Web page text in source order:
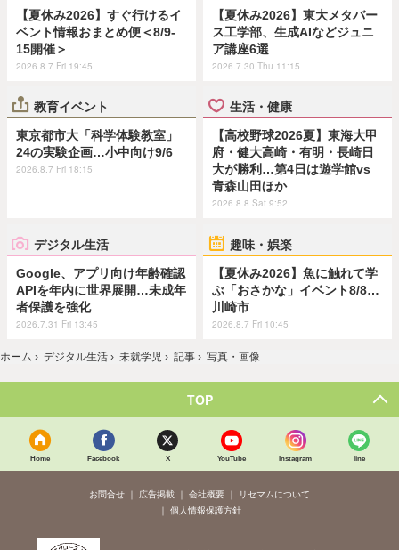
【夏休み2026】すぐ行けるイ
ベント情報おまとめ便＜8/9-
15開催＞
2026.8.7 Fri 19:45
【夏休み2026】東大メタバー
ス工学部、生成AIなどジュニ
ア講座6選
2026.7.30 Thu 11:15
教育イベント
東京都市大「科学体験教室」
24の実験企画…小中向け9/6
2026.8.7 Fri 18:15
生活・健康
【高校野球2026夏】東海大甲
府・健大高崎・有明・長崎日
大が勝利…第4日は遊学館vs
青森山田ほか
2026.8.8 Sat 9:52
デジタル生活
Google、アプリ向け年齢確認
APIを年内に世界展開…未成年
者保護を強化
2026.7.31 Fri 13:45
趣味・娯楽
【夏休み2026】魚に触れて学
ぶ「おさかな」イベント8/8…
川崎市
2026.8.7 Fri 10:45
ホーム › デジタル生活 › 未就学児 › 記事 › 写真・画像
TOP
Home Facebook X YouTube Instagram line
お問合せ 広告掲載 会社概要
リセマムについて
個人情報保護方針